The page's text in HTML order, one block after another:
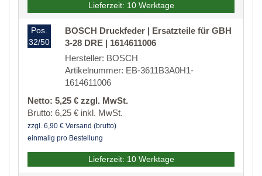
Lieferzeit: 10 Werktage
Pos.
32/50
BOSCH Druckfeder | Ersatzteile für GBH
3-28 DRE | 1614611006
Hersteller: BOSCH
Artikelnummer: EB-3611B3A0H1-
1614611006
Netto: 5,25 € zzgl. MwSt.
Brutto: 6,25 € inkl. MwSt.
zzgl. 6,90 € Versand (brutto)
einmalig pro Bestellung
Lieferzeit: 10 Werktage